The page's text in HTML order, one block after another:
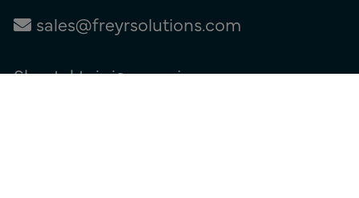
sales@freyrsolutions.com
Skontaktuj się z nami